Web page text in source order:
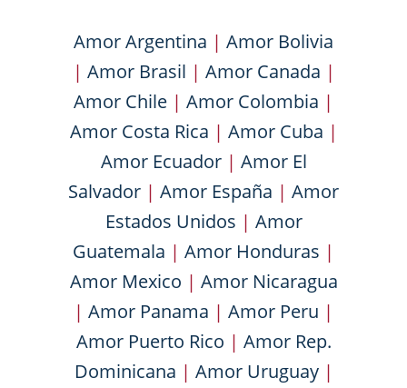
Amor Argentina | Amor Bolivia
| Amor Brasil | Amor Canada |
Amor Chile | Amor Colombia |
Amor Costa Rica | Amor Cuba |
Amor Ecuador| Amor El
Salvador | Amor España | Amor
Estados Unidos | Amor
Guatemala | Amor Honduras |
Amor Mexico | Amor Nicaragua
| Amor Panama | Amor Peru |
Amor Puerto Rico | Amor Rep.
Dominicana | Amor Uruguay|